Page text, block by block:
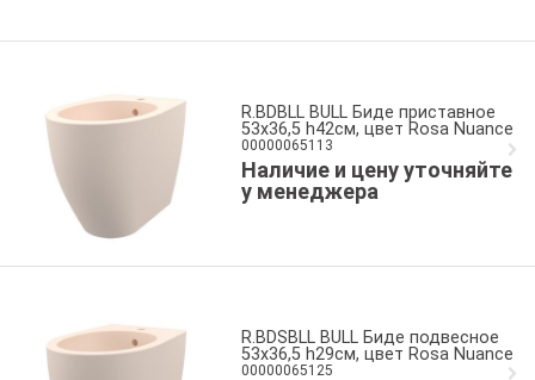
R.BDBLL BULL Биде приставное
53x36,5 h42см, цвет Rosa Nuance
00000065113
Наличие и цену уточняйте
у менеджера
R.BDSBLL BULL Биде подвесное
53x36,5 h29см, цвет Rosa Nuance
00000065125